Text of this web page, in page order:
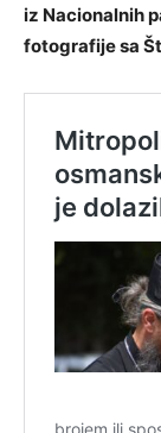
iz Nacionalnih
fotografije sa